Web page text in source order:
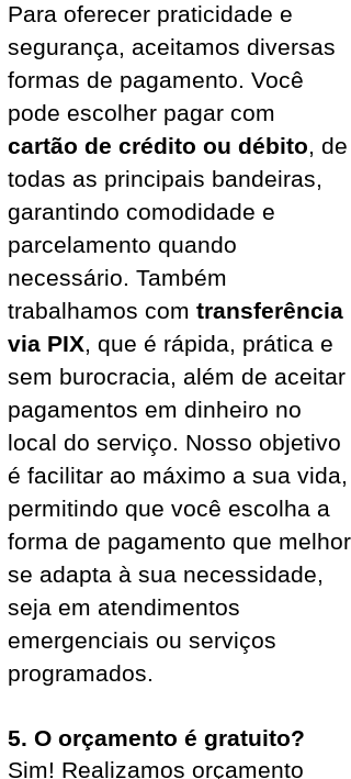
Para oferecer praticidade e
segurança, aceitamos diversas
formas de pagamento. Você
pode escolher pagar com
cartão de crédito ou débito, de
todas as principais bandeiras,
garantindo comodidade e
parcelamento quando
necessário. Também
trabalhamos com transferência
via PIX, que é rápida, prática e
sem burocracia, além de aceitar
pagamentos em dinheiro no
local do serviço. Nosso objetivo
é facilitar ao máximo a sua vida,
permitindo que você escolha a
forma de pagamento que melhor
se adapta à sua necessidade,
seja em atendimentos
emergenciais ou serviços
programados.
5. O orçamento é gratuito?
Sim! Realizamos orçamento